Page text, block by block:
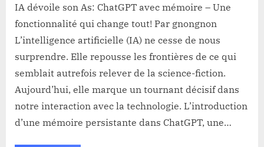
dévoile
son
ChatGPT
avec
mémoire
–
Une
qui
IA dévoile son As: ChatGPT avec mémoire – Une
fonctionnalité qui change tout! Par gnongnon
L’intelligence artificielle (IA) ne cesse de nous
surprendre. Elle repousse les frontières de ce qui
semblait autrefois relever de la science-fiction.
Aujourd’hui, elle marque un tournant décisif dans
notre interaction avec la technologie. L’introduction
d’une mémoire persistante dans ChatGPT, une…